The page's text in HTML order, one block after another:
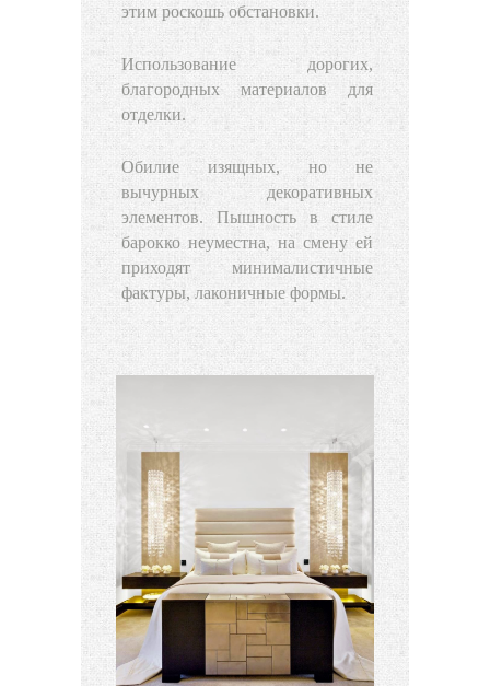
этим роскошь обстановки.
Использование дорогих,
благородных материалов для
отделки.
Обилие изящных, но не
вычурных декоративных
элементов. Пышность в стиле
барокко неуместна, на смену ей
приходят минималистичные
фактуры, лаконичные формы.